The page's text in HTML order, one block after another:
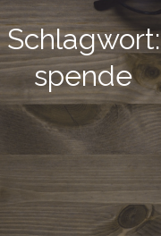
Schlagwort:
spende